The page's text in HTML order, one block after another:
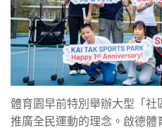
體育園早前特別舉辦大型「
推廣全民運動的理念。啟德體